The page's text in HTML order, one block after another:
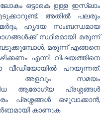
ഒട്ടാകെ ഉള്ള ഇസ്‌ലാം
അതിൽ പലരും
ഹൃദയ സംബന്ധമായ
സ്ഥിരമായി മരുന്ന്
മരുന്ന് എങ്ങനെ
എന്നീ വിഷയത്തിനെ
പറയുന്നത്.
അളവും സമയം
ആരോഗ്യ പ്രശ്നങ്ങൾ
പ്രശ്നങ്ങൾ ഒഴുവാക്കാൻ,
കാണുക.